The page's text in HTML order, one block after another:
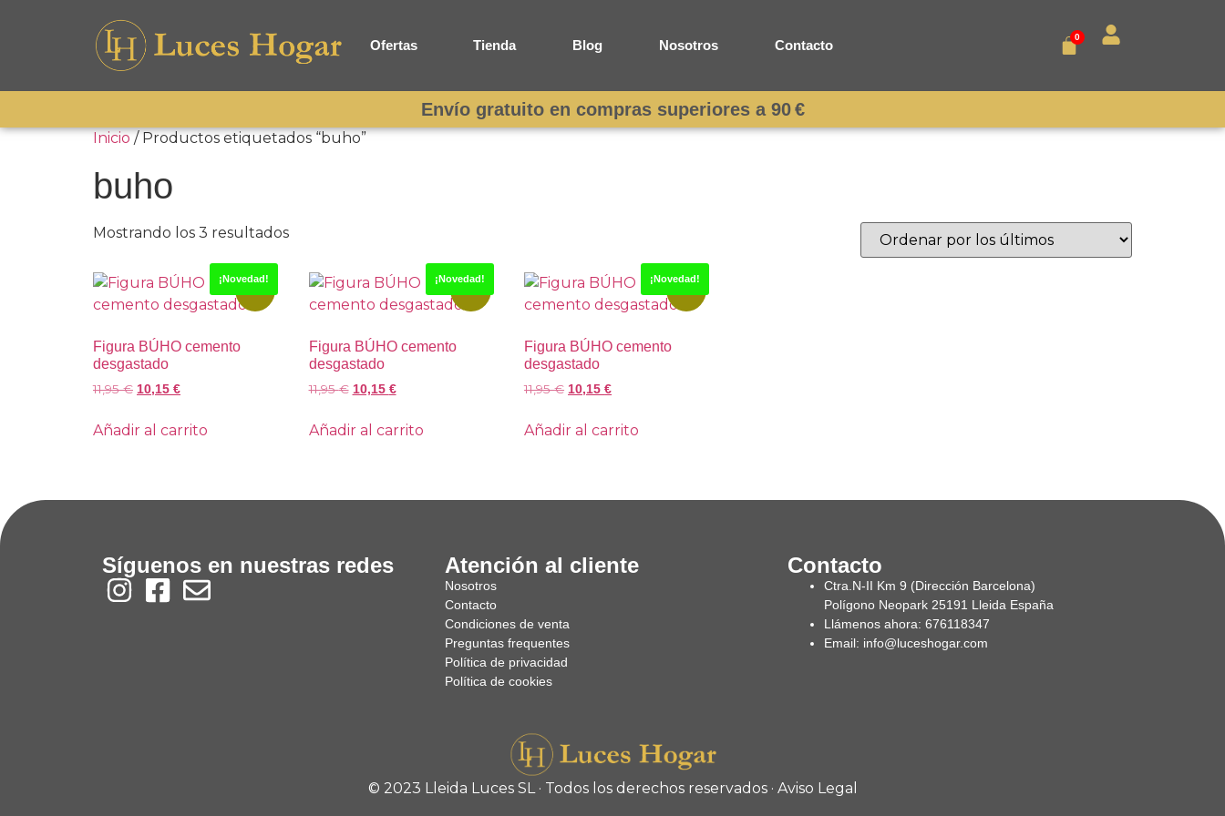
Ofertas Tienda Blog Nosotros Contacto
0
Envío gratuito en compras superiores a 90 €
Inicio/ Productos etiquetados “buho”
buho
Mostrando los 3 resultados
¡Novedad!
Figura BÚHO cemento
desgastado
11,95€ 10,15 €
Añadir al carrito
¡Novedad!
Figura BÚHO cemento
desgastado
11,95€ 10,15 €
Añadir al carrito
¡Novedad!
Figura BÚHO cemento
desgastado
11,95€ 10,15€
Añadir al carrito
Síguenos en nuestras redes Atención al cliente
Nosotros
Contacto
Condiciones de venta
Preguntas frequentes
Política de privacidad
Política de cookies
Contacto
Ctra.N-II Km 9 (Dirección Barcelona)
Polígono Neopark 25191 Lleida España
Llámenos ahora: 676118347
Email: info@luceshogar.com
© 2023 Lleida Luces SL · Todos los derechos reservados · Aviso Legal